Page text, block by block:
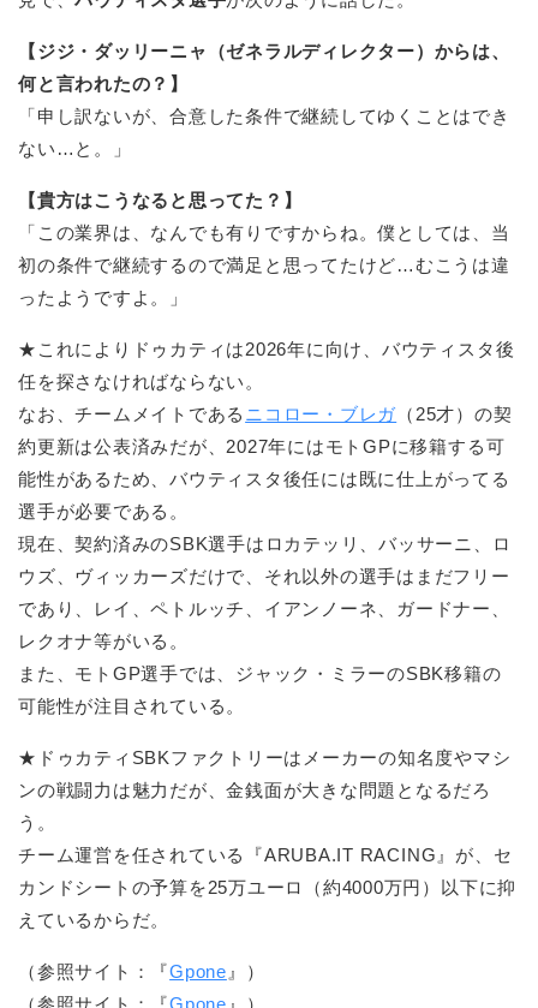
【ジジ・ダッリーニャ（ゼネラルディレクター）からは、
何と言われたの？】
「申し訳ないが、合意した条件で継続してゆくことはでき
ない…と。」
【貴方はこうなると思ってた？】
「この業界は、なんでも有りですからね。僕としては、当
初の条件で継続するので満足と思ってたけど…むこうは違
ったようですよ。」
★これによりドゥカティは2026年に向け、バウティスタ後
任を探さなければならない。
なお、チームメイトである ニコロー・ブレガ （25才）の契
約更新は公表済みだが、2027年にはモトGPに移籍する可
能性があるため、バウティスタ後任には既に仕上がってる
選手が必要である。
現在、契約済みのSBK選手はロカテッリ、バッサーニ、ロ
ウズ、ヴィッカーズだけで、それ以外の選手はまだフリー
であり、レイ、ペトルッチ、イアンノーネ、ガードナー、
レクオナ等がいる。
また、モトGP選手では、ジャック・ミラーのSBK移籍の
可能性が注目されている。
★ドゥカティSBKファクトリーはメーカーの知名度やマシ
ンの戦闘力は魅力だが、金銭面が大きな問題となるだろ
う。
チーム運営を任されている『ARUBA.IT RACING』が、セ
カンドシートの予算を25万ユーロ（約4000万円）以下に抑
えているからだ。
（参照サイト：『Gpone』）